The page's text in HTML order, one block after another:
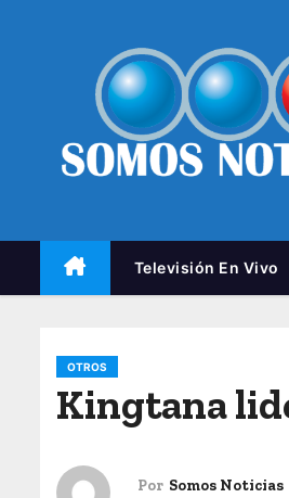
Televisión En Vivo
OTROS
Kingtana
Por Somos Noticias